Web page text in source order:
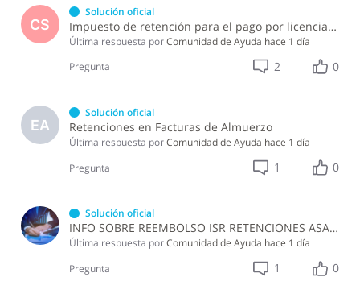
CS
Solución oficial
Impuesto de retención para el pago por licencia de software y soporte de software ?
Última respuesta porComunidad de Ayuda hace 1 día
Pregunta
2 0
EA
Solución oficial
Retenciones en Facturas de Almuerzo
Última respuesta porComunidad de Ayuda hace 1 día
Pregunta
1 0
Solución oficial
INFO SOBRE REEMBOLSO ISR RETENCIONES ASALARIADOS
Última respuesta porComunidad de Ayuda hace 1 día
Pregunta
1 0